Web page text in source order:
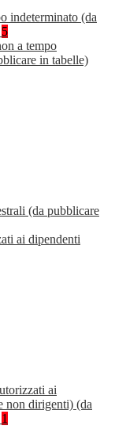
indeterminato (da
5
a tempo
in tabelle)
(da pubblicare
ai dipendenti
ai
non dirigenti) (da
1